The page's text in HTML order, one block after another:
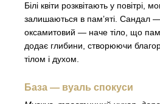
Білі квіти розквітають у повітрі,
залишаються в пам’яті. Сандал
оксамитовий — наче тіло, що
додає глибини, створюючи
тілом і духом.
База — вуаль спокуси